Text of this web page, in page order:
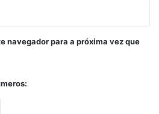
navegador para a próxima vez que